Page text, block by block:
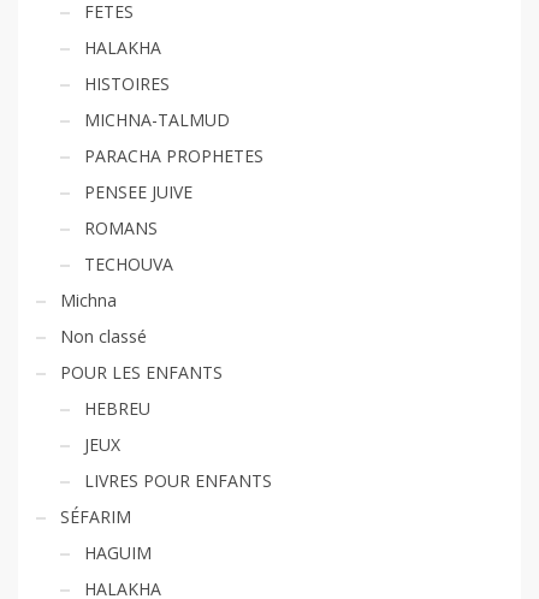
FETES
HALAKHA
HISTOIRES
MICHNA-TALMUD
PARACHA PROPHETES
PENSEE JUIVE
ROMANS
TECHOUVA
Michna
Non classé
POUR LES ENFANTS
HEBREU
JEUX
LIVRES POUR ENFANTS
SÉFARIM
HAGUIM
HALAKHA